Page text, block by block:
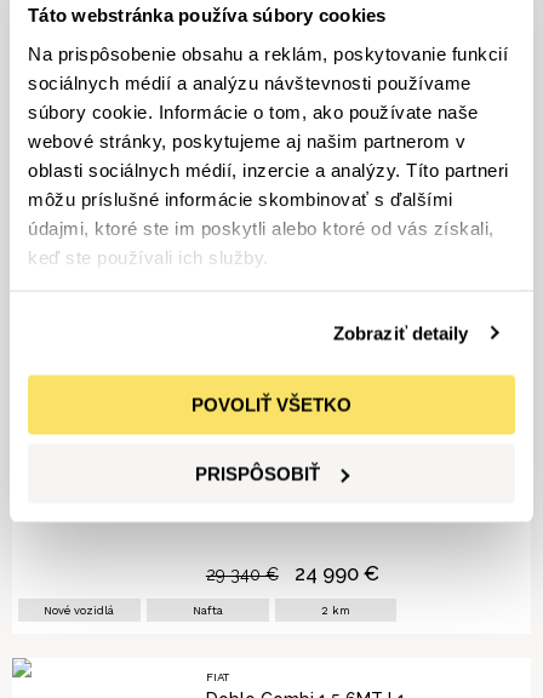
Táto webstránka používa súbory cookies
Na prispôsobenie obsahu a reklám, poskytovanie funkcií
sociálnych médií a analýzu návštevnosti používame
súbory cookie. Informácie o tom, ako používate naše
webové stránky, poskytujeme aj našim partnerom v
oblasti sociálnych médií, inzercie a analýzy. Títo partneri
môžu príslušné informácie skombinovať s ďalšími
údajmi, ktoré ste im poskytli alebo ktoré od vás získali,
keď ste používali ich služby.
Zobraziť detaily
POVOLIŤ VŠETKO
PRISPÔSOBIŤ
Ducato Dodávka 3.0T L2H1 2.2 MTJ 120
Nové vozidlá 2km
32 767€ 27 290€
Ulysse 2,2 8AT Icon L3
Nafta 3 km
Doblo Combi 1,5 6MT L1
Nové vozidlá Nafta 2 km
29 340€ 24 990€
FIAT